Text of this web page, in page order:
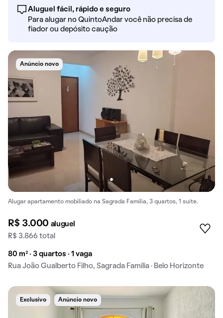
Aluguel fácil, rápido e seguro
Para alugar no QuintoAndar você não precisa de
fiador ou depósito caução
Anúncio novo
Alugar apartamento mobiliado na Sagrada Família, 3 quartos, 1 suíte.
R$ 3.000 aluguel
R$ 3.866 total
80 m² · 3 quartos · 1 vaga
Rua João Gualberto Filho, Sagrada Família · Belo Horizonte
Exclusivo Anúncio novo